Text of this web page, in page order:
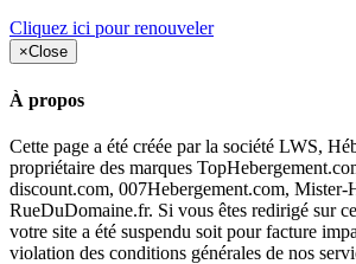
Cliquez ici pour renouveler
×Close
À propos
Cette page a été créée par la société LWS,
propriétaire des marques
discount.com, 007Hebergement.com, Mister-
RueDuDomaine.fr. Si vous êtes redirigé sur
votre site a été suspendu soit pour facture
violation des conditions générales de nos